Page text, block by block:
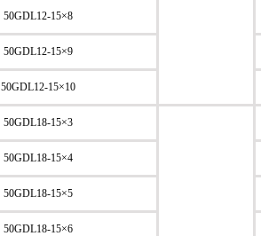
50GDL12-15×8
50GDL12-15×9
50GDL12-15×10
50GDL18-15×3
50GDL18-15×4
50GDL18-15×5
50GDL18-15×6